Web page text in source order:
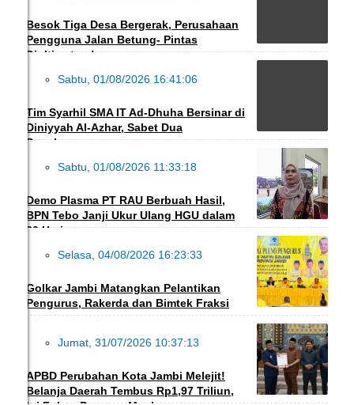
Besok Tiga Desa Bergerak, Perusahaan
Pengguna Jalan Betung- Pintas
Diultimatum!
PENDIDIKAN
Sabtu, 01/08/2026 16:41:06
Tim Syarhil SMA IT Ad-Dhuha Bersinar di
Diniyyah Al-Azhar, Sabet Dua
Penghargaan
DAERAH
Sabtu, 01/08/2026 11:33:18
Demo Plasma PT RAU Berbuah Hasil,
BPN Tebo Janji Ukur Ulang HGU dalam
30 Hari
DAERAH
Selasa, 04/08/2026 16:23:33
Golkar Jambi Matangkan Pelantikan
Pengurus, Rakerda dan Bimtek Fraksi
DAERAH
Jumat, 31/07/2026 10:37:13
APBD Perubahan Kota Jambi Melejit!
Belanja Daerah Tembus Rp1,97 Triliun,